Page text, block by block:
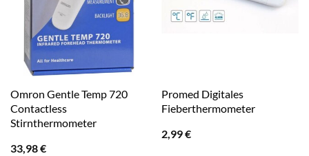
Omron Gentle Temp 720
Contactless
Stirnthermometer
33,98€
Promed Digitales
Fieberthermometer
2,99€